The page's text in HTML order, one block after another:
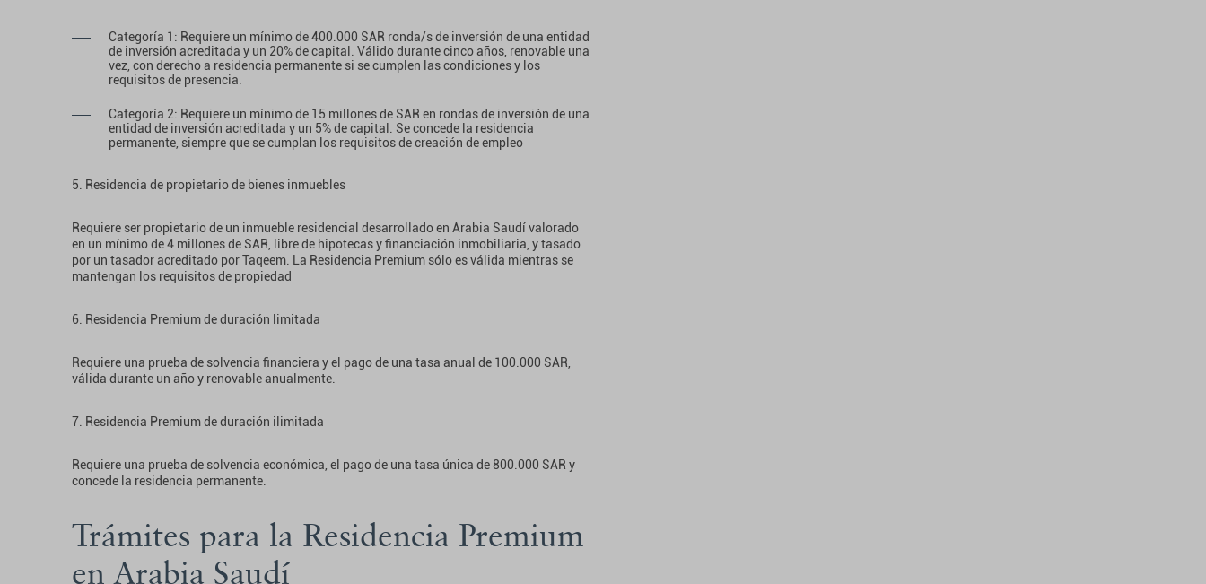
Categoría 1: Requiere un mínimo de 400.000 SAR ronda/s de inversión de una entidad
de inversión acreditada y un 20% de capital. Válido durante cinco años, renovable una
vez, con derecho a residencia permanente si se cumplen las condiciones y los
requisitos de presencia.
Categoría 2: Requiere un mínimo de 15 millones de SAR en rondas de inversión de una
entidad de inversión acreditada y un 5% de capital. Se concede la residencia
permanente, siempre que se cumplan los requisitos de creación de empleo
5. Residencia de propietario de bienes inmuebles
Requiere ser propietario de un inmueble residencial desarrollado en Arabia Saudí valorado
en un mínimo de 4 millones de SAR, libre de hipotecas y financiación inmobiliaria, y tasado
por un tasador acreditado por Taqeem. La Residencia Premium sólo es válida mientras se
mantengan los requisitos de propiedad
6. Residencia Premium de duración limitada
Requiere una prueba de solvencia financiera y el pago de una tasa anual de 100.000 SAR,
válida durante un año y renovable anualmente.
7. Residencia Premium de duración ilimitada
Requiere una prueba de solvencia económica, el pago de una tasa única de 800.000 SAR y
concede la residencia permanente.
Trámites para la Residencia Premium
en Arabia Saudí